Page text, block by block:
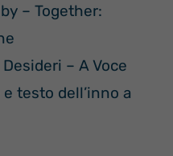
– Together:
– A Voce
testo dell’inno a